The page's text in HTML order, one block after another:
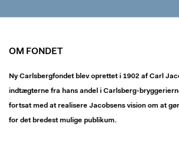
OM FONDET
Ny Carlsbergfondet blev oprettet i 1902 af Carl
indtægterne fra hans andel i Carlsberg-
fortsat med at realisere Jacobsens vision om at
for det bredest mulige publikum.